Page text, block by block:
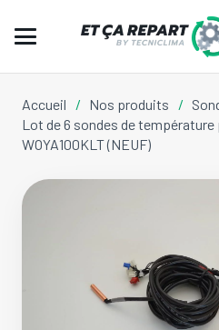
Accueil / Nos produits /
Lot de 6 sondes de
WOYA100KLT (NEUF)